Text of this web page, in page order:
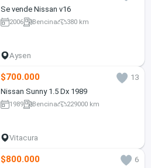
Se vende Nissan v16
2006 Bencina 380 km
Aysen
$700.000
13
Nissan Sunny 1.5 Dx 1989
1989 Bencina 229000 km
Vitacura
$800.000
6